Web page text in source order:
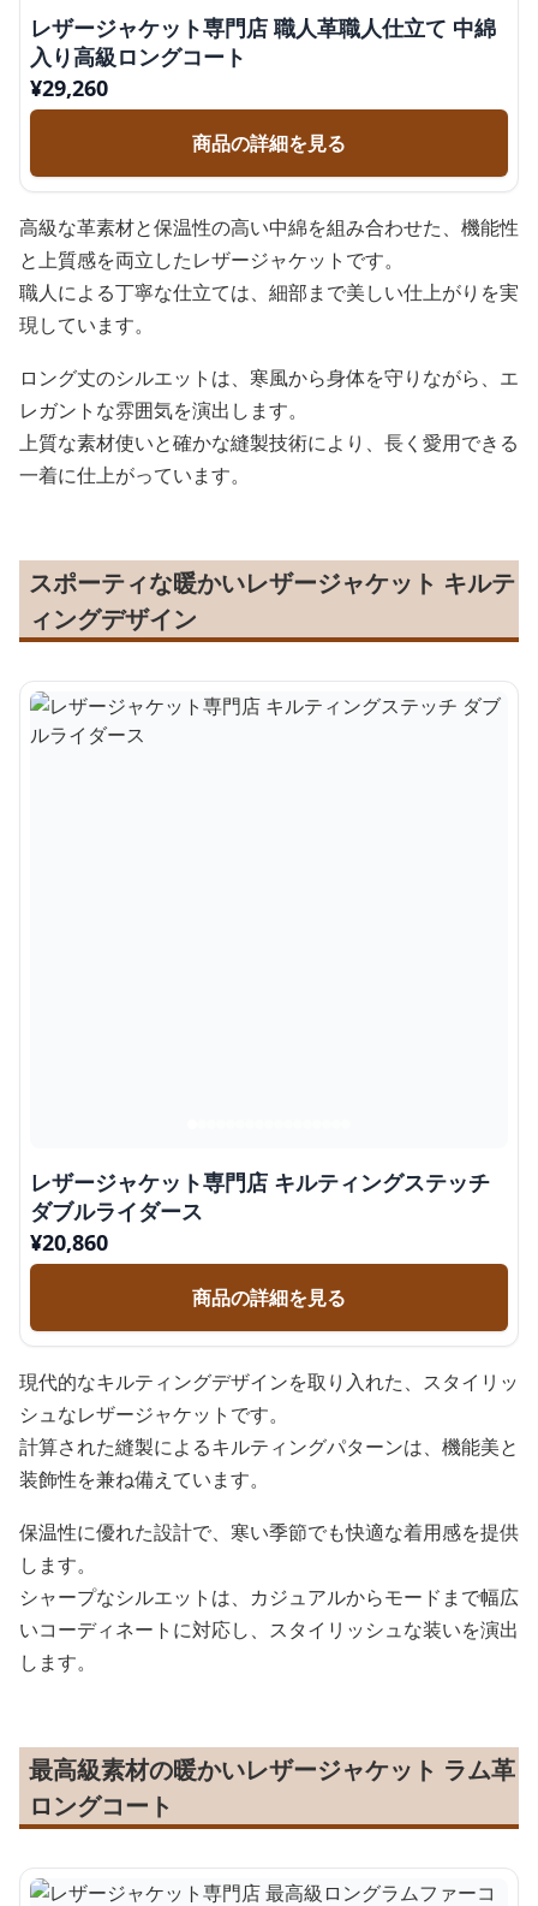
レザージャケット専門店 職人革職人仕立て 中綿
入り高級ロングコート
¥29,260
商品の詳細を見る
高級な革素材と保温性の高い中綿を組み合わせた、機能性
と上質感を両立したレザージャケットです。
職人による丁寧な仕立ては、細部まで美しい仕上がりを実
現しています。
ロング丈のシルエットは、寒風から身体を守りながら、エ
レガントな雰囲気を演出します。
上質な素材使いと確かな縫製技術により、長く愛用できる
一着に仕上がっています。
スポーティな暖かいレザージャケット キルテ
ィングデザイン
レザージャケット専門店 キルティングステッチ
ダブルライダース
¥20,860
商品の詳細を見る
現代的なキルティングデザインを取り入れた、スタイリッ
シュなレザージャケットです。
計算された縫製によるキルティングパターンは、機能美と
装飾性を兼ね備えています。
保温性に優れた設計で、寒い季節でも快適な着用感を提供
します。
シャープなシルエットは、カジュアルからモードまで幅広
いコーディネートに対応し、スタイリッシュな装いを演出
します。
最高級素材の暖かいレザージャケット ラム革
ロングコート